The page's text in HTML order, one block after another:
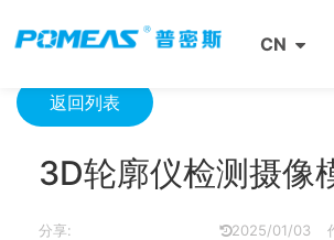
CN
返回列表
3D轮廓仪检测摄像
分享: 2025/01/03